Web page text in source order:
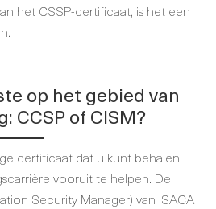
het CSSP-certificaat, is het een
op het gebied van
CCSP of CISM?
certificaat dat u kunt behalen
vooruit te helpen. De
Security Manager) van ISACA